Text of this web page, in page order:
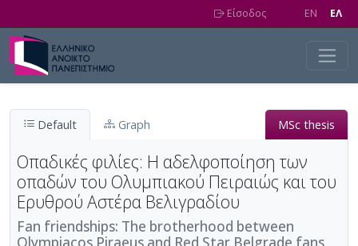
Είσοδος EN EΛ
Default Graph MSc thesis
Οπαδικές φιλίες: Η αδελφοποίηση των
οπαδών του Ολυμπιακού Πειραιώς και του
Ερυθρού Αστέρα Βελιγραδίου
Fan friendships: The brotherhood between
Olympiacos Piraeus and Red Star Belgrade fans